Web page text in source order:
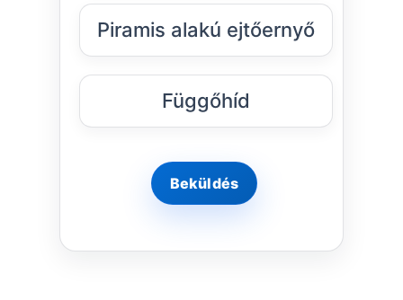
Piramis alakú ejtőernyő
Függőhíd